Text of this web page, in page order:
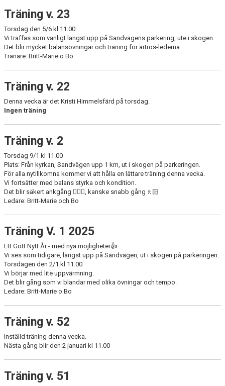
Träning v. 23
Torsdag den 5/6 kl 11.00
Vi träffas som vanligt längst upp på Sandvägens parkering, ute i skogen.
Det blir mycket balansövningar och träning för artros-lederna.
Tränare: Britt-Marie o Bo
Träning v. 22
Denna vecka är det Kristi Himmelsfärd på torsdag.
Ingen träning
Träning v. 2
Torsdag 9/1 kl 11.00
Plats: Från kyrkan, Sandvägen upp 1 km, ut i skogen på parkeringen.
För alla nytillkomna kommer vi att hålla en lättare träning denna vecka.
Vi fortsätter med balans styrka och kondition.
Det blir säkert ankgång 🏋🏻‍♀️, kanske snabb gång🚶🏻
Ledare: Britt-Marie och Bo
Träning V. 1 2025
Ett Gott Nytt År - med nya möjligheter👍
Vi ses som tidigare, längst upp på Sandvägen, ut i skogen på parkeringen.
Torsdagen den 2/1 kl 11.00
Vi börjar med lite uppvärmning.
Det blir gång som vi blandar med olika övningar och tempo.
Ledare: Britt-Marie o Bo
Träning v. 52
Inställd träning denna vecka.
Nästa gång blir den 2 januari kl 11.00
Träning v. 51